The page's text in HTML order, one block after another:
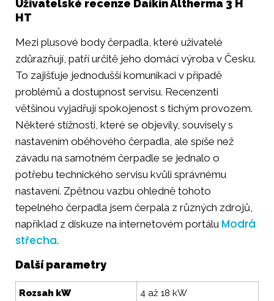
Uživatelské recenze Daikin Altherma 3 H
HT
Mezi plusové body čerpadla, které uživatelé
zdůrazňují, patří určitě jeho domácí výroba v Česku.
To zajišťuje jednodušší komunikaci v případě
problémů a dostupnost servisu. Recenzenti
většinou vyjadřují spokojenost s tichým provozem.
Některé stížnosti, které se objevily, souvisely s
nastavením oběhového čerpadla, ale spíše než
závadu na samotném čerpadle se jednalo o
potřebu technického servisu kvůli správnému
nastavení. Zpětnou vazbu ohledně tohoto
tepelného čerpadla jsem čerpala z různých zdrojů,
například z diskuze na internetovém portálu Modrá
střecha.
Další parametry
Rozsah kW 4 až 18 kW